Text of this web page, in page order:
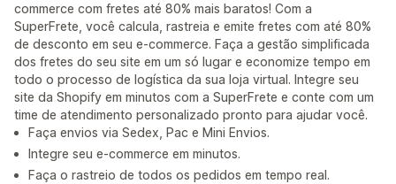
commerce com fretes até 80% mais baratos! Com a
SuperFrete, você calcula, rastreia e emite fretes com até 80%
de desconto em seu e-commerce. Faça a gestão simplificada
dos fretes do seu site em um só lugar e economize tempo em
todo o processo de logística da sua loja virtual. Integre seu
site da Shopify em minutos com a SuperFrete e conte com um
time de atendimento personalizado pronto para ajudar você.
Faça envios via Sedex, Pac e Mini Envios.
Integre seu e-commerce em minutos.
Faça o rastreio de todos os pedidos em tempo real.